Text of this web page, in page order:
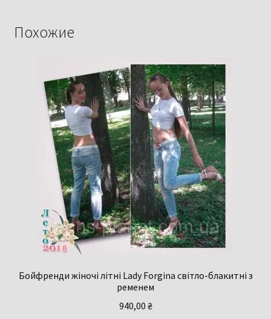
Похожие
Бойфренди жіночі літні Lady Forgina світло-блакитні з
ременем
940,00 ₴